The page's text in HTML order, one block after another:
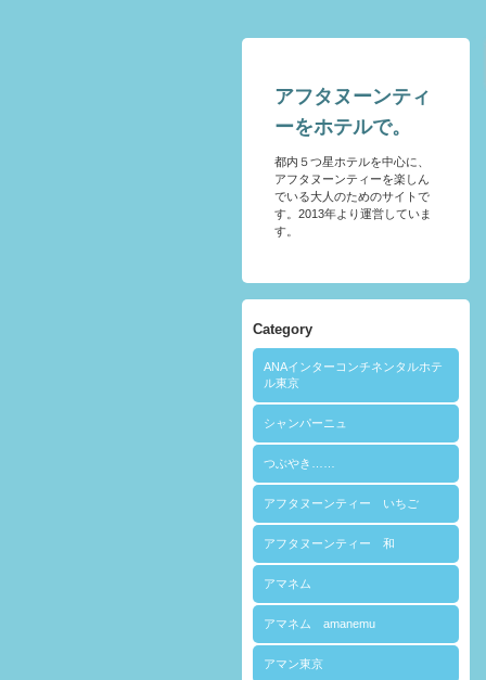
アフタヌーンティ
ーをホテルで。
都内５つ星ホテルを中心に、
アフタヌーンティーを楽しん
でいる大人のためのサイトで
す。2013年より運営していま
す。
Category
ANAインターコンチネンタルホテ
ル東京
シャンパーニュ
つぶやき……
アフタヌーンティー いちご
アフタヌーンティー 和
アマネム
アマネム amanemu
アマン東京